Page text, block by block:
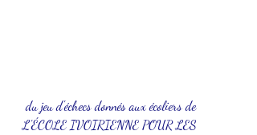
du jeu d'échecs donnés aux écoliers de
L'ÉCOLE IVOIRIENNE POUR LES